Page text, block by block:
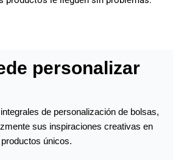
personalizar
de personalización de bolsas,
sus inspiraciones creativas en
productos únicos.